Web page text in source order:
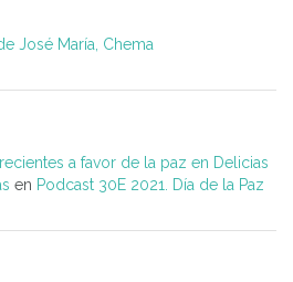
José María, Chema
a favor de la paz en Delicias
en Podcast 30E 2021. Día de la Paz